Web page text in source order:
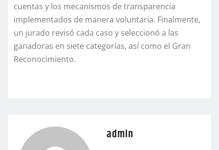
cuentas y los mecanismos de transparencia
implementados de manera voluntaria. Finalmente,
un jurado revisó cada caso y seleccionó a las
ganadoras en siete categorías, así como el Gran
Reconocimiento.
admin